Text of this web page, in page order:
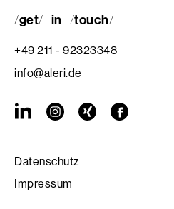
/get/ in /touch/
+49 211 - 92323348
info@aleri.de
Datenschutz
Impressum